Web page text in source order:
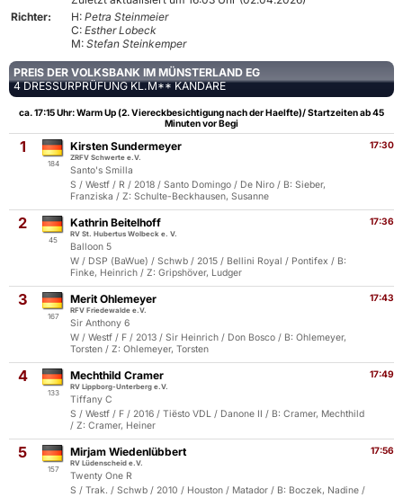
Richter:
H: Petra Steinmeier
C: Esther Lobeck
M: Stefan Steinkemper
PREIS DER VOLKSBANK IM MÜNSTERLAND EG
4 DRESSURPRÜFUNG KL.M** KANDARE
ca. 17:15 Uhr: Warm Up (2. Viereckbesichtigung nach der Haelfte)/ Startzeiten ab 45
Minuten vor Begi
1
184
17:30
Kirsten Sundermeyer
ZRFV Schwerte e.V.
Santo's Smilla
S / Westf / R / 2018 / Santo Domingo / De Niro / B: Sieber,
Franziska / Z: Schulte-Beckhausen, Susanne
2
45
17:36
Kathrin Beitelhoff
RV St. Hubertus Wolbeck e. V.
Balloon 5
W / DSP (BaWue) / Schwb / 2015 / Bellini Royal / Pontifex / B:
Finke, Heinrich / Z: Gripshöver, Ludger
3
167
17:43
Merit Ohlemeyer
RFV Friedewalde e.V.
Sir Anthony 6
W / Westf / F / 2013 / Sir Heinrich / Don Bosco / B: Ohlemeyer,
Torsten / Z: Ohlemeyer, Torsten
4
133
17:49
Mechthild Cramer
RV Lippborg-Unterberg e.V.
Tiffany C
S / Westf / F / 2016 / Tiësto VDL / Danone II / B: Cramer, Mechthild
/ Z: Cramer, Heiner
5
157
17:56
Mirjam Wiedenlübbert
RV Lüdenscheid e.V.
Twenty One R
S / Trak. / Schwb / 2010 / Houston / Matador / B: Boczek, Nadine /